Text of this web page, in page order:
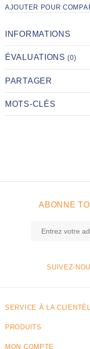
AJOUTER POUR
INFORMATIONS
ÉVALUATIONS(0)
PARTAGER
MOTS-CLÉS
ABONNE
SUIVEZ-
SERVICE À LA
PRODUITS
MON COMPTE